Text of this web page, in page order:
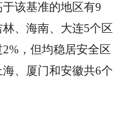
该基准的地区有9
、海南、大连5个区
，但均稳居安全区
、厦门和安徽共6个